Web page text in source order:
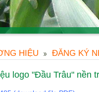
HIỆU ĐĂNG KÝ
logo "Đầu Trâu" nền